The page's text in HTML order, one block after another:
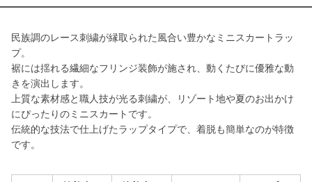
民族調のレース刺繍が縁取られた風合い豊かなミニスカートラッ
プ。
裾には揺れる繊細なフリンジ装飾が施され、動くたびに優雅な動
きを演出します。
上質な素材感と職人技が光る刺繍が、リゾート地や夏のお出かけ
にぴったりのミニスカートです。
伝統的な技法で仕上げたラップタイプで、着脱も簡単なのが特徴
です。